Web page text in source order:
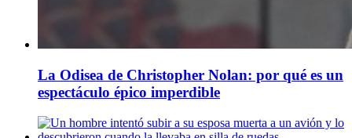
La Odisea de Christopher Nolan: por qué es un
espectáculo épico imperdible